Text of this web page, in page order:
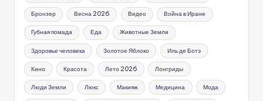
Бронзер Весна 2026 Видео Война в Иране
Губная помада Еда Животные Земли
Здоровье человека Золотое Яблоко Иль де Ботэ
Кино Красота Лето 2026 Лонгриды
Люди Земли Люкс Макияж Медицина Мода